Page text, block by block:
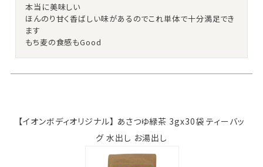
本当に美味しい
ほんのり甘く香ばしい味があるのでこれ単体で十分満足でき
ます
もち麦の食感もGood
【イオンボディオリジナル】 あさつゆ緑茶 3gx30袋 ティーバッ
グ 水出し お湯出し